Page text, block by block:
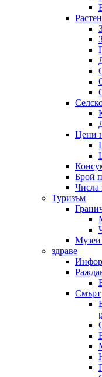
Цени
Брой
Числа
Туризъм
здраве
Смърт